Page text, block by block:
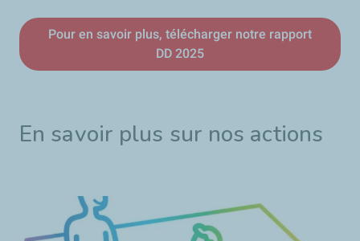
Pour en savoir plus, télécharger notre rapport
DD 2025
En savoir plus sur nos actions